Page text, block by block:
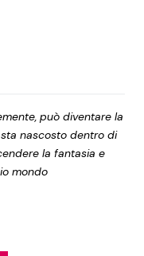
può diventare la
nascosto dentro di
la fantasia e
mondo